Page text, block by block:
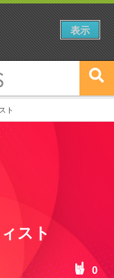
ト
スト
0
表示